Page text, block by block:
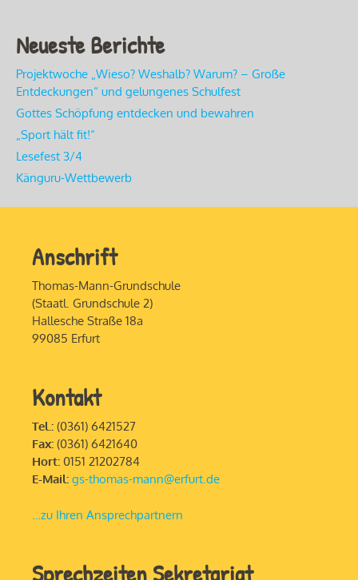
Neueste Berichte
Projektwoche „Wieso? Weshalb? Warum? – Große
Entdeckungen“ und gelungenes Schulfest
Gottes Schöpfung entdecken und bewahren
„Sport hält fit!“
Lesefest 3/4
Känguru-Wettbewerb
Anschrift
Thomas-Mann-Grundschule
(Staatl. Grundschule 2)
Hallesche Straße 18a
99085 Erfurt
Kontakt
Tel.: (0361) 6421527
Fax: (0361) 6421640
Hort: 0151 21202784
E-Mail: gs-thomas-mann@erfurt.de
…zu Ihren Ansprechpartnern
Sprechzeiten Sekretariat